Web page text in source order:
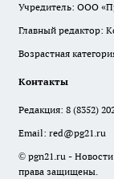
Учредитель: ООО
Главный редактор:
Возрастная
Контакты
Редакция: 8 (8352)
Email: red@pg21.ru
© pgn21.ru -
права защищены.